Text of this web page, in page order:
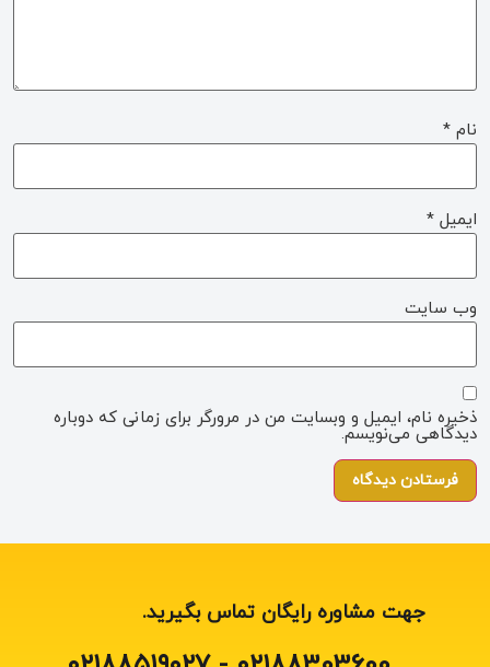
نام *
ایمیل *
وب‌ سایت
ذخیره نام، ایمیل و وبسایت من در مرورگر برای زمانی که دوباره
دیدگاهی می‌نویسم.
جهت مشاوره رایگان تماس بگیرید.